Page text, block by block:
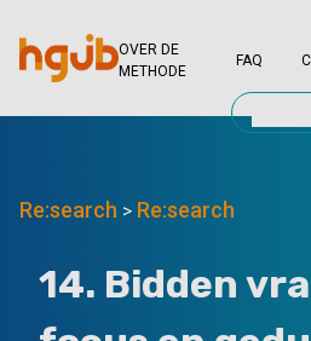
OVER DE
METHODE
FAQ
Re:search > Re:search
14. Bidden